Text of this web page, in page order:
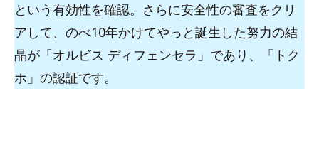
という有効性を確認。さらに安全性の審査をクリ
アして、のべ10年かけてやっと誕生した努力の結
晶が「オルビス ディフェンセラ」であり、「トク
ホ」の認証です。